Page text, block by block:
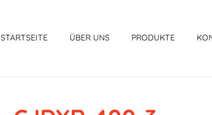
STARTSEITE ÜBER UNS PRODUKTE